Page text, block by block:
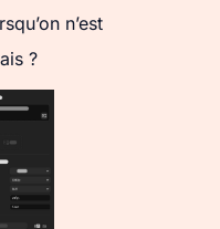
n’est
?